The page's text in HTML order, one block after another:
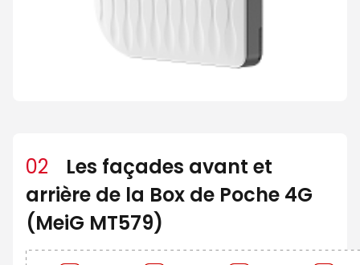
02
Les façades avant et
arrière de la Box de Poche 4G
(MeiG MT579)